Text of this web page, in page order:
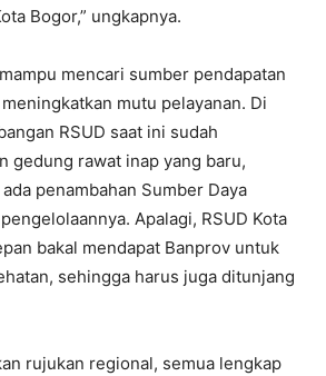
Bogor,” ungkapnya.
mencari sumber pendapatan
mutu pelayanan. Di
RSUD saat ini sudah
gedung rawat inap yang baru,
penambahan Sumber Daya
Apalagi, RSUD Kota
bakal mendapat Banprov untuk
sehingga harus juga ditunjang
rujukan regional, semua lengkap